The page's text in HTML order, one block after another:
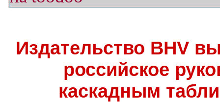
Издательство BHV
российское
каскадным